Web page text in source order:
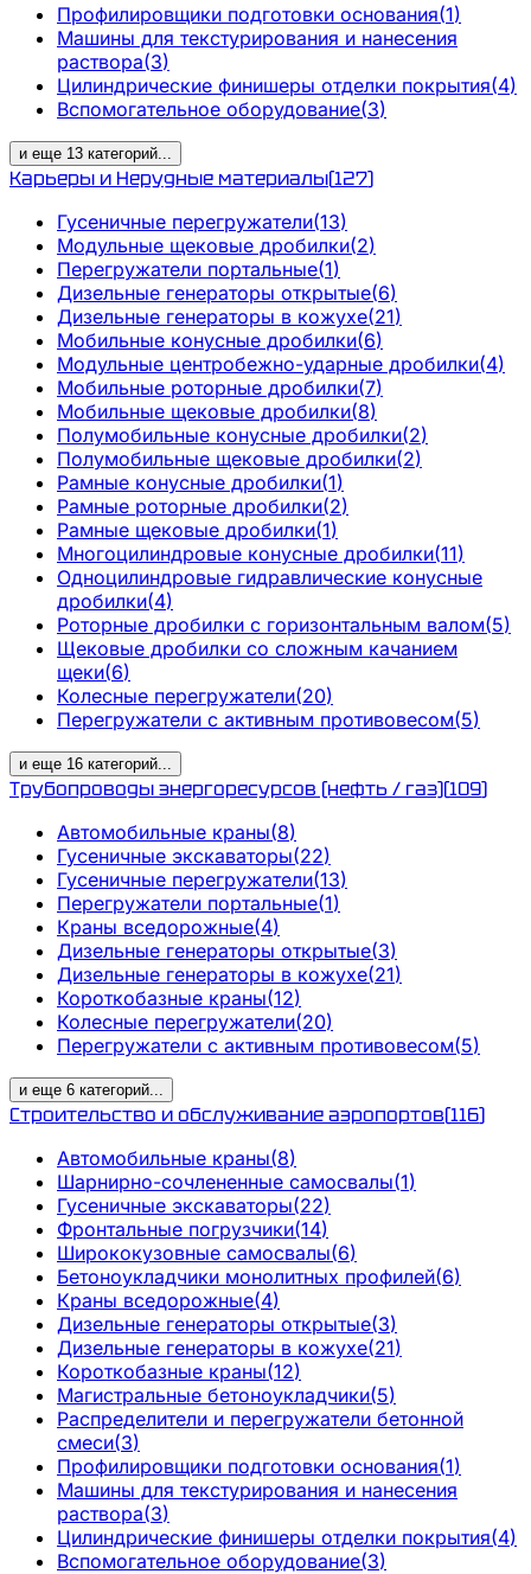
Профилировщики подготовки основания(1)
Машины для текстурирования и нанесения
раствора(3)
Цилиндрические финишеры отделки покрытия(4)
Вспомогательное оборудование(3)
и еще 13 категорий...
Карьеры и Нерудные материалы(127)
Гусеничные перегружатели(13)
Модульные щековые дробилки(2)
Перегружатели портальные(1)
Дизельные генераторы открытые(6)
Дизельные генераторы в кожухе(21)
Мобильные конусные дробилки(6)
Модульные центробежно-ударные дробилки(4)
Мобильные роторные дробилки(7)
Мобильные щековые дробилки(8)
Полумобильные конусные дробилки(2)
Полумобильные щековые дробилки(2)
Рамные конусные дробилки(1)
Рамные роторные дробилки(2)
Рамные щековые дробилки(1)
Многоцилиндровые конусные дробилки(11)
Одноцилиндровые гидравлические конусные
дробилки(4)
Роторные дробилки с горизонтальным валом(5)
Щековые дробилки со сложным качанием
щеки(6)
Колесные перегружатели(20)
Перегружатели с активным противовесом(5)
и еще 16 категорий...
Трубопроводы энергоресурсов (нефть / газ)(109)
Автомобильные краны(8)
Гусеничные экскаваторы(22)
Гусеничные перегружатели(13)
Перегружатели портальные(1)
Краны вседорожные(4)
Дизельные генераторы открытые(3)
Дизельные генераторы в кожухе(21)
Короткобазные краны(12)
Колесные перегружатели(20)
Перегружатели с активным противовесом(5)
и еще 6 категорий...
Строительство и обслуживание аэропортов(116)
Автомобильные краны(8)
Шарнирно-сочлененные самосвалы(1)
Гусеничные экскаваторы(22)
Фронтальные погрузчики(14)
Ширококузовные самосвалы(6)
Бетоноукладчики монолитных профилей(6)
Краны вседорожные(4)
Дизельные генераторы открытые(3)
Дизельные генераторы в кожухе(21)
Короткобазные краны(12)
Магистральные бетоноукладчики(5)
Распределители и перегружатели бетонной
смеси(3)
Профилировщики подготовки основания(1)
Машины для текстурирования и нанесения
раствора(3)
Цилиндрические финишеры отделки покрытия(4)
Вспомогательное оборудование(3)